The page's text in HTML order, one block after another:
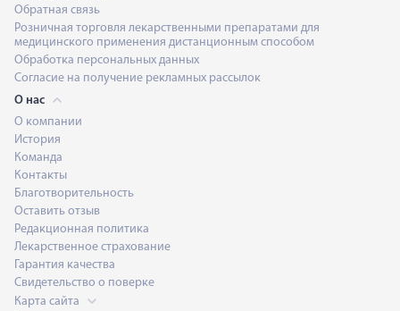
Обратная связь
Розничная торговля лекарственными препаратами для
медицинского применения дистанционным способом
Обработка персональных данных
Согласие на получение рекламных рассылок
О нас
О компании
История
Команда
Контакты
Благотворительность
Оставить отзыв
Редакционная политика
Лекарственное страхование
Гарантия качества
Свидетельство о поверке
Карта сайта